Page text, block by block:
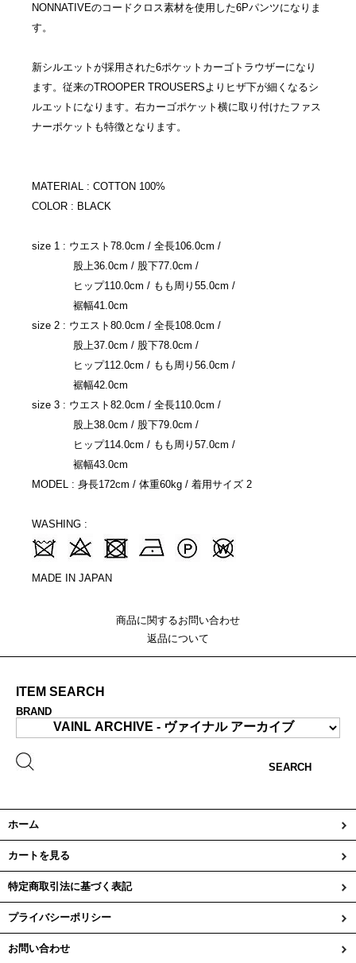
NONNATIVEのコードクロス素材を使用した6Pパンツになりま
す。
新シルエットが採用された6ポケットカーゴトラウザーになり
ます。従来のTROOPER TROUSERSよりヒザ下が細くなるシ
ルエットになります。右カーゴポケット横に取り付けたファス
ナーポケットも特徴となります。
MATERIAL : COTTON 100%
COLOR : BLACK
size 1 : ウエスト78.0cm / 全長106.0cm /
股上36.0cm / 股下77.0cm /
ヒップ110.0cm / もも周り55.0cm /
裾幅41.0cm
size 2 : ウエスト80.0cm / 全長108.0cm /
股上37.0cm / 股下78.0cm /
ヒップ112.0cm / もも周り56.0cm /
裾幅42.0cm
size 3 : ウエスト82.0cm / 全長110.0cm /
股上38.0cm / 股下79.0cm /
ヒップ114.0cm / もも周り57.0cm /
裾幅43.0cm
MODEL : 身長172cm / 体重60kg / 着用サイズ 2
WASHING :
MADE IN JAPAN
商品に関するお問い合わせ
返品について
ITEM SEARCH
BRAND
SEARCH
ホーム
カートを見る
特定商取引法に基づく表記
プライバシーポリシー
お問い合わせ